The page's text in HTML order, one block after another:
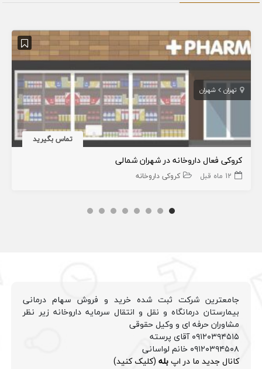
تهران شهران
تماس بگیرید
کروکی فعال داروخانه در شهران شمالی
12 ماه قبل کروکی داروخانه
جامعترین شرکت ثبت شده خرید و فروش سهام درمانی
بیمارستان درمانگاه و نقل و انتقال سرمایه داروخانه زیر نظر
مشاوران حرفه ای و وکیل حقوقی
۰۹۱۲۰۳۹۴۵۱۵ آقای پرسته
۰۹۱۲۰۳۹۴۵۰۸ خانم لواسانی
کانال جدید ما در اپبله (کلیک کنید)